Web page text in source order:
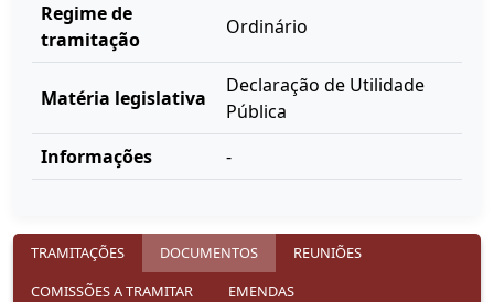
Regime de
tramitação
Ordinário
Matéria legislativa
Declaração de Utilidade
Pública
Informações
-
TRAMITAÇÕES DOCUMENTOS
REUNIÕES
COMISSÕES A TRAMITAR
EMENDAS